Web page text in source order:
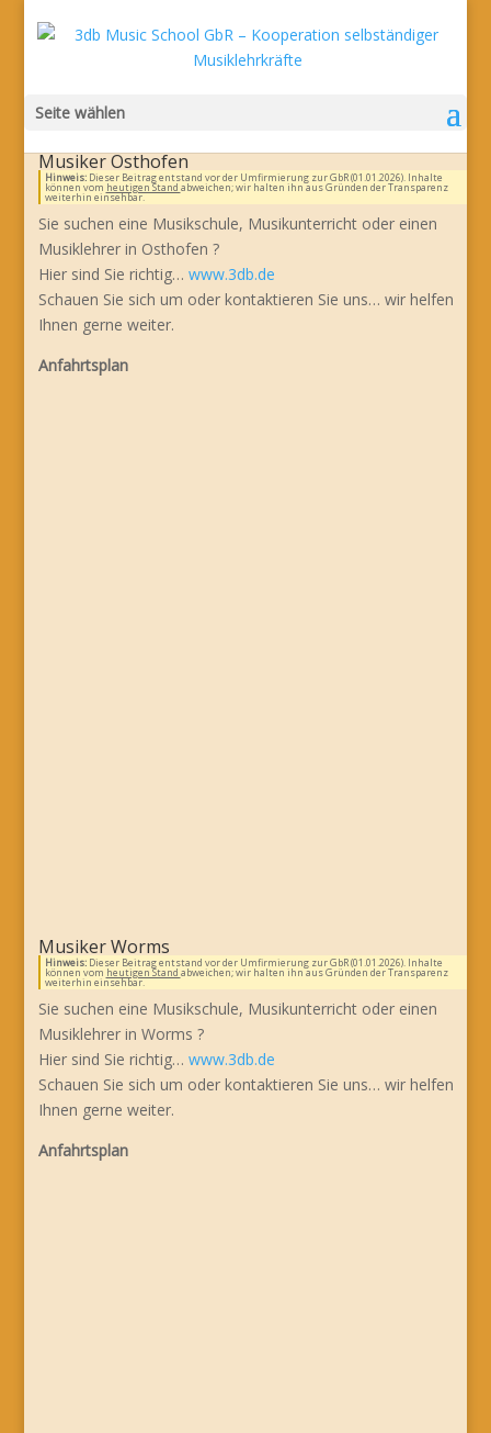
Seite wählen
Musiker Osthofen
Hinweis:Dieser Beitrag entstand vor der Umfirmierung zur GbR (01.01.2026). Inhalte
können vom heutigen Stand abweichen; wir halten ihn aus Gründen der Transparenz
weiterhin einsehbar.
Sie suchen eine Musikschule, Musikunterricht oder einen
Musiklehrer in Osthofen ?
Hier sind Sie richtig… www.3db.de
Schauen Sie sich um oder kontaktieren Sie uns… wir helfen
Ihnen gerne weiter.
Anfahrtsplan
Musiker Worms
Hinweis:Dieser Beitrag entstand vor der Umfirmierung zur GbR (01.01.2026). Inhalte
können vom heutigen Stand abweichen; wir halten ihn aus Gründen der Transparenz
weiterhin einsehbar.
Sie suchen eine Musikschule, Musikunterricht oder einen
Musiklehrer in Worms ?
Hier sind Sie richtig… www.3db.de
Schauen Sie sich um oder kontaktieren Sie uns… wir helfen
Ihnen gerne weiter.
Anfahrtsplan